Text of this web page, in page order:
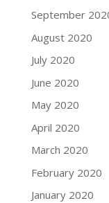
September
August 2020
July 2020
June 2020
May 2020
April 2020
March 2020
February 2020
January 2020